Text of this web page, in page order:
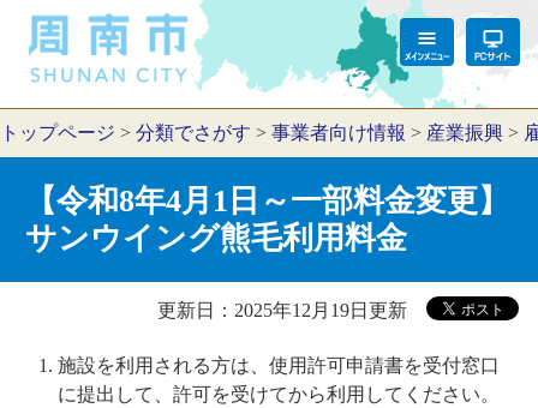
トップページ > 分類でさがす > 事業者向け情報 > 産業振興 >
【令和8年4月1日～一部料金変更】
サンウイング熊毛利用料金
更新日：2025年12月19日更新
施設を利用される方は、使用許可申請書を受付窓口
に提出して、許可を受けてから利用してください。